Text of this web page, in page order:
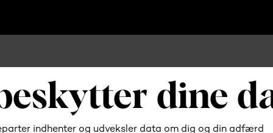
Har du brug for hjælp?